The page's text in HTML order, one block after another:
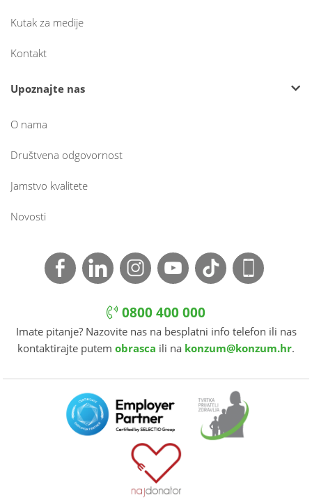
Kutak za medije
Kontakt
Upoznajte nas
O nama
Društvena odgovornost
Jamstvo kvalitete
Novosti
0800 400 000
Imate pitanje? Nazovite nas na besplatni info telefon ili nas
kontaktirajte putem obrasca ili na konzum@konzum.hr.